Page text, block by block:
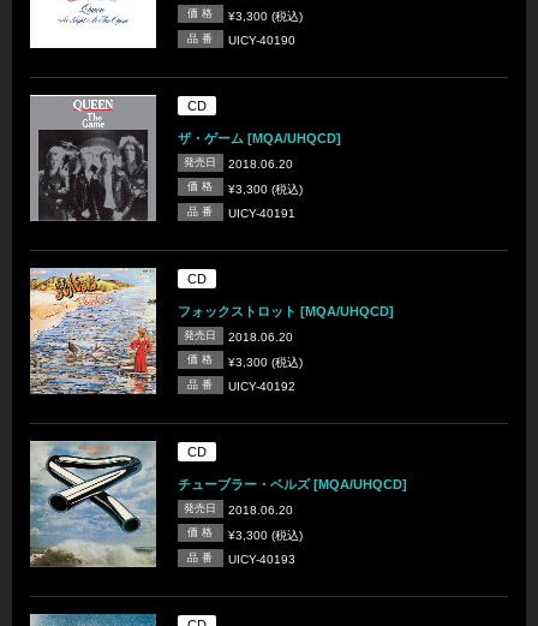
価 格 ¥3,300 (税込)
品 番 UICY-40190
CD
ザ・ゲーム [MQA/UHQCD]
発売日 2018.06.20
価 格 ¥3,300 (税込)
品 番 UICY-40191
CD
フォックストロット [MQA/UHQCD]
発売日 2018.06.20
価 格 ¥3,300 (税込)
品 番 UICY-40192
CD
チューブラー・ベルズ [MQA/UHQCD]
発売日 2018.06.20
価 格 ¥3,300 (税込)
品 番 UICY-40193